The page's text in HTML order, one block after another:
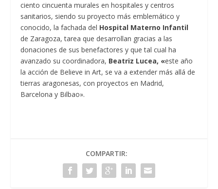
ciento cincuenta murales en hospitales y centros
sanitarios, siendo su proyecto más emblemático y
conocido, la fachada del Hospital Materno Infantil
de Zaragoza, tarea que desarrollan gracias a las
donaciones de sus benefactores y que tal cual ha
avanzado su coordinadora, Beatriz Lucea, «este año
la acción de Believe in Art, se va a extender más allá de
tierras aragonesas, con proyectos en Madrid,
Barcelona y Bilbao».
COMPARTIR: